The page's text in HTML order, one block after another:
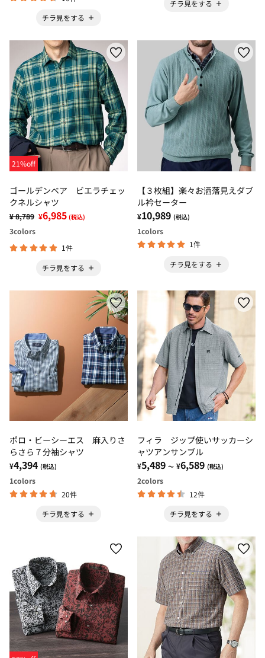
チラ見をする
チラ見をする
21%off
ゴールデンベア ビエラチェッ
クネルシャツ
¥ 8,789 ¥6,985 (税込)
3colors
1件
チラ見をする
【３枚組】楽々お洒落見えダブ
ル衿セーター
¥10,989 (税込)
1colors
1件
チラ見をする
ポロ・ビーシーエス 麻入りさ
らさら７分袖シャツ
¥4,394 (税込)
1colors
20件
チラ見をする
フィラ ジップ使いサッカーシ
ャツアンサンブル
¥5,489 ～ ¥6,589 (税込)
2colors
12件
チラ見をする